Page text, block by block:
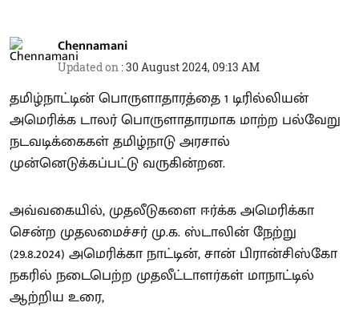
Chennamani
Updated on :30 August 2024, 09:13 AM
தமிழ்நாட்டின் பொருளாதாரத்தை 1 டிரில்லியன்
அமெரிக்க டாலர் பொருளாதாரமாக மாற்ற பல்வேறு
நடவடிக்கைகள் தமிழ்நாடு அரசால்
முன்னெடுக்கப்பட்டு வருகின்றன.
அவ்வகையில், முதலீடுகளை ஈர்க்க அமெரிக்கா
சென்ற முதலமைச்சர் மு.க. ஸ்டாலின் நேற்று
(29.8.2024) அமெரிக்கா நாட்டின், சான் பிரான்சிஸ்கோ
நகரில் நடைபெற்ற முதலீட்டாளர்கள் மாநாட்டில்
ஆற்றிய உரை,